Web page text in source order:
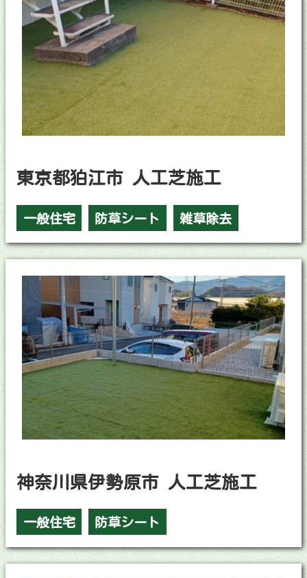
東京都狛江市 人工芝施工
一般住宅 防草シート 雑草除去
神奈川県伊勢原市 人工芝施工
一般住宅 防草シート